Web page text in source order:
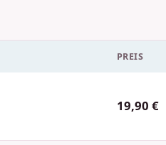
PREIS
19,90 €